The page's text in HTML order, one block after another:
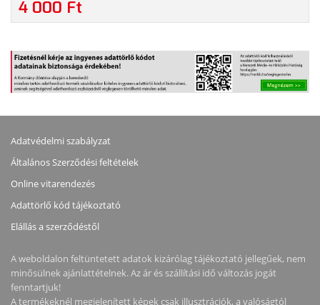
4 000 Ft
Adatvédelmi szabályzat
Általános Szerződési feltételek
Online vitarendezés
Adattörlő kód tájékoztató
Elállás a szerződéstől
A weboldalon feltüntetett adatok kizárólag tájékoztató jellegűek, nem
minősülnek ajánlattételnek. Az ár és szállítási idő változás jogát
fenntartjuk!
A termékeknél megjelenített képek csak illusztrációk, a valóságtól